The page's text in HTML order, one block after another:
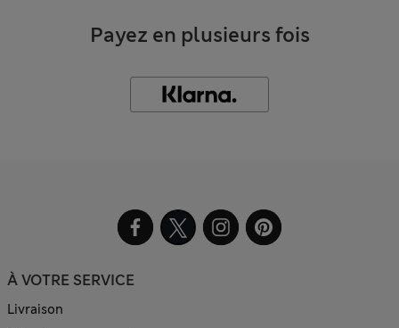
Payez en plusieurs fois
À VOTRE SERVICE
Livraison